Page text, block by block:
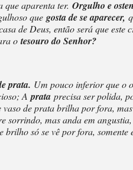
que aparenta ter.Orgulho e
quegosta de se aparecer,
de Deus, então será que
otesouro do Senhor?
prata. Um pouco inferior que o
Aprata precisa ser polida,
vaso de prata brilha por fora,
sorrindo, mas anda em
brilho só se vê por fora, somente